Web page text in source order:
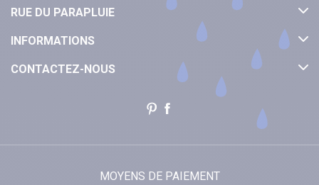
RUE DU PARAPLUIE
INFORMATIONS
CONTACTEZ-NOUS
MOYENS DE PAIEMENT